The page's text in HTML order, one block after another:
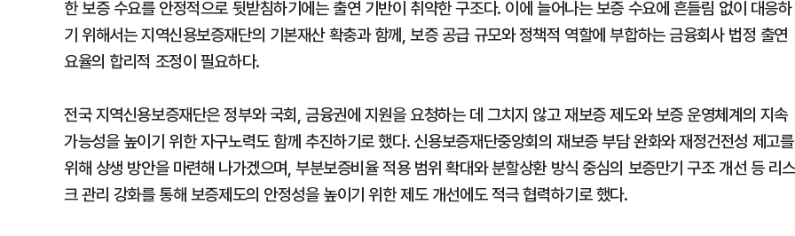
한 보증 수요를 안정적으로 뒷받침하기에는 출연 기반이 취약한 구조다. 이에 늘어나는 보증 수요에 흔들림 없이 대응하
기 위해서는 지역신용보증재단의 기본재산 확충과 함께, 보증 공급 규모와 정책적 역할에 부합하는 금융회사 법정 출연
요율의 합리적 조정이 필요하다.
전국 지역신용보증재단은 정부와 국회, 금융권에 지원을 요청하는 데 그치지 않고 재보증 제도와 보증 운영체계의 지속
가능성을 높이기 위한 자구노력도 함께 추진하기로 했다. 신용보증재단중앙회의 재보증 부담 완화와 재정건전성 제고를
위해 상생 방안을 마련해 나가겠으며, 부분보증비율 적용 범위 확대와 분할상환 방식 중심의 보증만기 구조 개선 등 리
크 관리 강화를 통해 보증제도의 안정성을 높이기 위한 제도 개선에도 적극 협력하기로 했다.